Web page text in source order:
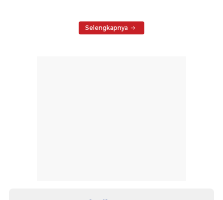
Selengkapnya